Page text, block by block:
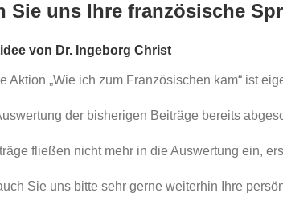
Sie uns Ihre französische
von Dr. Ingeborg Christ
Aktion „Wie ich zum Französischen kam“ist
der bisherigen Beiträge bereits
fließen nicht mehr in die Auswertung ein,
Sie uns bitte sehr gerne weiterhin Ihre